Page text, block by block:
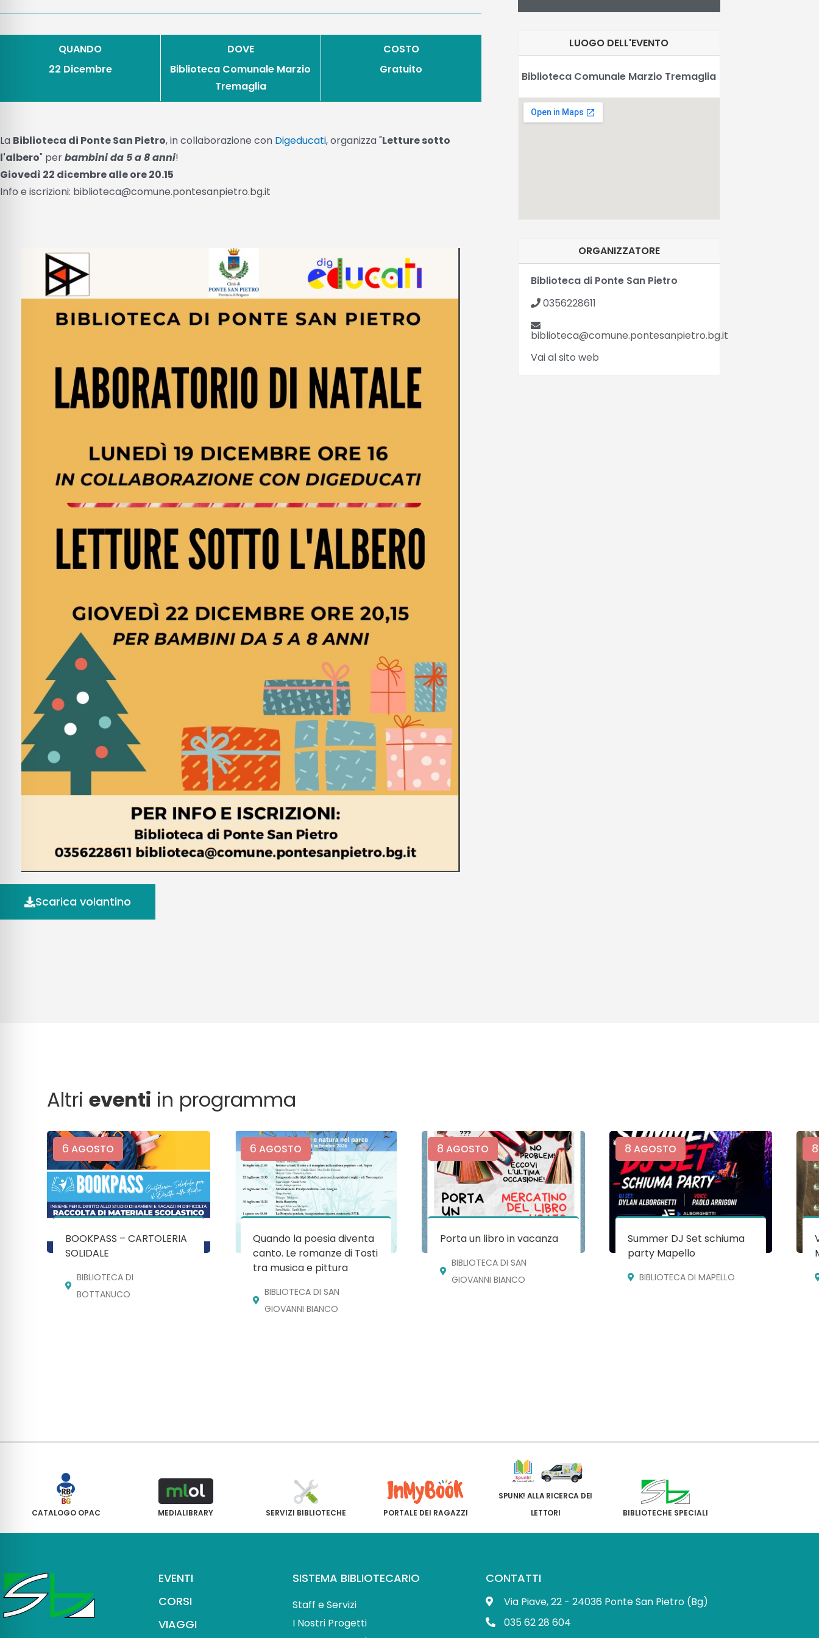
QUANDO
22 Dicembre
DOVE
Biblioteca Comunale Marzio
Tremaglia
COSTO
Gratuito
La Biblioteca di Ponte San Pietro, in collaborazione con Digeducati, organizza "Letture sotto
l'albero" perbambini da 5 a 8 anni!
Giovedì 22 dicembre alle ore 20.15
Info e iscrizioni: biblioteca@comune.pontesanpietro.bg.it
Scarica volantino
LUOGO DELL'EVENTO
Biblioteca Comunale Marzio Tremaglia
ORGANIZZATORE
Biblioteca di Ponte San Pietro
0356228611
biblioteca@comune.pontesanpietro.bg.it
Vai al sito web
Altrieventi in programma
6 AGOSTO
BOOKPASS – CARTOLERIA
SOLIDALE
BIBLIOTECA DI
BOTTANUCO
6 AGOSTO
Quando la poesia diventa
canto. Le romanze di Tosti
tra musica e pittura
BIBLIOTECA DI SAN
GIOVANNI BIANCO
8 AGOSTO
Porta un libro in vacanza
BIBLIOTECA DI SAN
GIOVANNI BIANCO
8 AGOSTO
Summer DJ Set schiuma
party Mapello
BIBLIOTECA DI MAPELLO
8
CATALOGO OPAC MEDIALIBRARY SERVIZI BIBLIOTECHE PORTALE DEI RAGAZZI
SPUNK! ALLA RICERCA DEI
LETTORI
BIBLIOTECHE SPECIALI
EVENTI
CORSI
VIAGGI
SISTEMA BIBLIOTECARIO
Staff e Servizi
I Nostri Progetti
CONTATTI
Via Piave, 22 - 24036 Ponte San Pietro (Bg)
035 62 28 604